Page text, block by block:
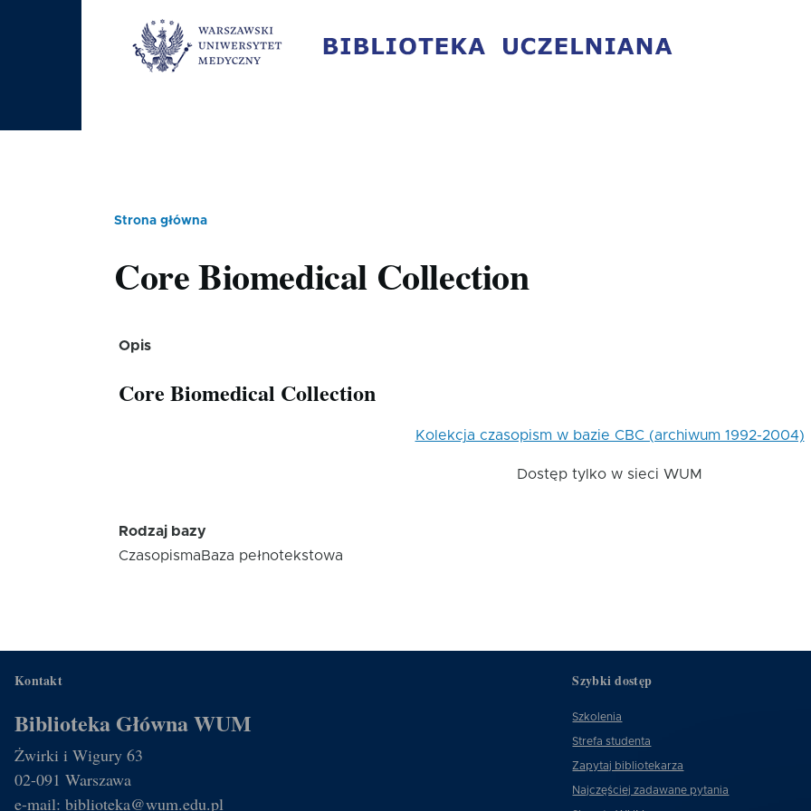
nawigacyjna
Strona główna
Core Biomedical Collection
Opis
Core Biomedical Collection
Kolekcja czasopism w bazie CBC (archiwum 1992-2004)
Dostęp tylko w sieci WUM
Rodzaj bazy
CzasopismaBaza pełnotekstowa
Kontakt
Biblioteka Główna WUM
Żwirki i Wigury 63
02-091 Warszawa
e-mail: biblioteka@wum.edu.pl
Szybki dostęp
Szkolenia
Strefa studenta
Zapytaj bibliotekarza
Najczęściej zadawane pytania